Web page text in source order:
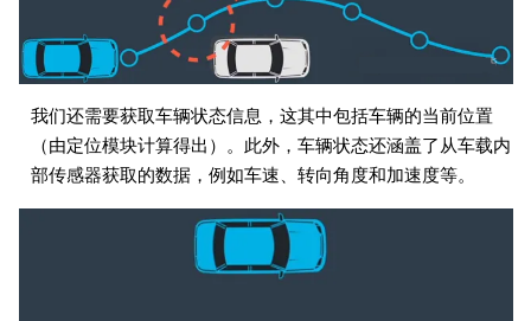
我们还需要获取车辆状态信息，这其中包括车辆的当前位置
（由定位模块计算得出）。此外，车辆状态还涵盖了从车载内
部传感器获取的数据，例如车速、转向角度和加速度等。